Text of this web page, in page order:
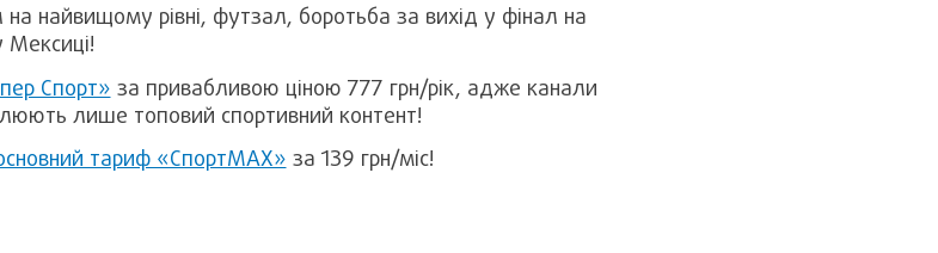
найвищому рівні, футзал, боротьба за вихід у фінал на
Мексиці!
Спорт» за привабливою ціною 777 грн/рік, адже канали
лише топовий спортивний контент!
тариф «СпортМАХ» за 139 грн/міс!